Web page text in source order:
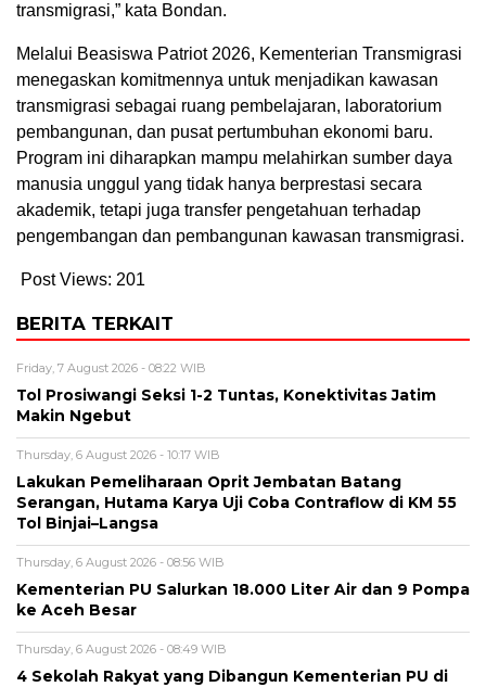
transmigrasi,” kata Bondan.
Melalui Beasiswa Patriot 2026, Kementerian Transmigrasi
menegaskan komitmennya untuk menjadikan kawasan
transmigrasi sebagai ruang pembelajaran, laboratorium
pembangunan, dan pusat pertumbuhan ekonomi baru.
Program ini diharapkan mampu melahirkan sumber daya
manusia unggul yang tidak hanya berprestasi secara
akademik, tetapi juga transfer pengetahuan terhadap
pengembangan dan pembangunan kawasan transmigrasi.
Post Views: 201
BERITA TERKAIT
Friday, 7 August 2026 - 08:22 WIB
Tol Prosiwangi Seksi 1-2 Tuntas, Konektivitas Jatim
Makin Ngebut
Thursday, 6 August 2026 - 10:17 WIB
Lakukan Pemeliharaan Oprit Jembatan Batang
Serangan, Hutama Karya Uji Coba Contraflow di KM 55
Tol Binjai–Langsa
Thursday, 6 August 2026 - 08:56 WIB
Kementerian PU Salurkan 18.000 Liter Air dan 9 Pompa
ke Aceh Besar
Thursday, 6 August 2026 - 08:49 WIB
4 Sekolah Rakyat yang Dibangun Kementerian PU di